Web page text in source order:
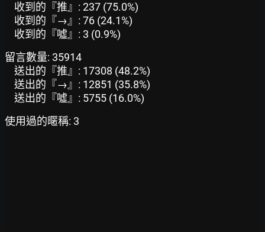
收到的『推』: 237 (75.0%)
收到的『→』: 76 (24.1%)
收到的『噓』: 3 (0.9%)
留言數量: 35914
送出的『推』: 17308 (48.2%)
送出的『→』: 12851 (35.8%)
送出的『噓』: 5755 (16.0%)
使用過的暱稱: 3